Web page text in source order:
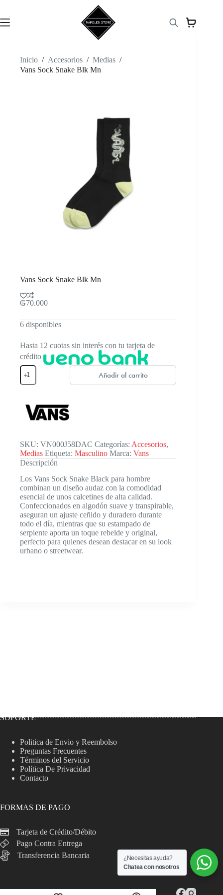
contenido
Inicio / Accesorios / Medias /
Vans Sock Snake Blk Mn
Vans Sock Snake Blk Mn
₲70.000
6 disponibles
Hasta 12 cuotas sin interés con tu tarjeta de
crédito
Vans
Sock
Snake
cantidad
Añadir al carrito
SKU: VN000J58DAC Categorías: Accesorios,
Medias Etiqueta: Masculino Marca: Vans
Descripción
Los Vans Sock Snake Black para hombre
combinan un diseño audaz con la comodidad
esencial de unos calcetines de alta calidad.
Confeccionados en algodón suave y transpirable,
aseguran un ajuste ceñido y duradero durante
todo el día, mientras que su estampado de
serpiente aporta un toque rebelde y original,
perfecto para quienes desean destacar en su look
urbano o streetwear.
SOPORTE
Politica de Envio y Reembolso
Preguntas Frecuentes
Términos del Servicio
Política De Privacidad
Contacto
FORMAS DE PAGO
Tarjeta de Crédito/Débito
Pago Contra Entrega
Transferencia Bancaria
¿Necesitas ayuda?
Chatea con nosotros